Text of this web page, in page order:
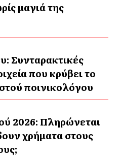
μαγιά της
Συνταρακτικές
που κρύβει το
ποινικολόγου
2026: Πληρώνεται
χρήματα στους